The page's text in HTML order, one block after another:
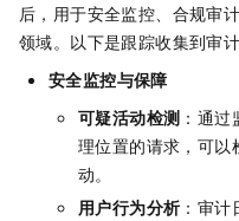
后，用于安全监控、合规审
领域。以下是跟踪收集到审
安全监控与保障
可疑活动检测 ：通
理位置的请求，可以
动。
用户行为分析：审计